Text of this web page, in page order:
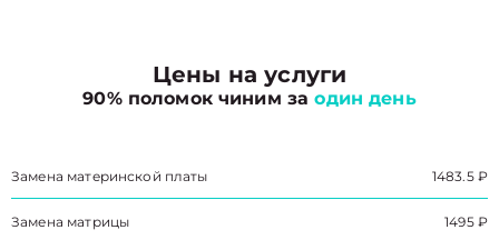
Цены на услуги
90% поломок чиним заодин день
Замена материнской платы 1483.5 ₽
Замена матрицы 1495 ₽